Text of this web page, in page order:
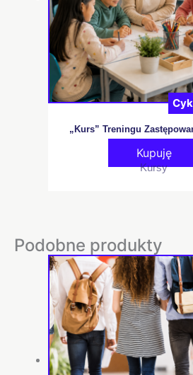
„Kurs” Treningu
Kupuję
Kursy
Podobne produkty